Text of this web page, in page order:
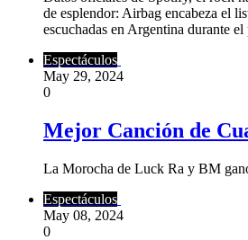
de esplendor: Airbag encabeza el
escuchadas en Argentina durante
Espectáculos
May 29, 2024
0
Mejor Canción de
La Morocha de Luck Ra y BM
Espectáculos
May 08, 2024
0